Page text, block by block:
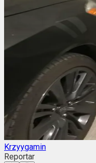
Krzyygamin
Reportar